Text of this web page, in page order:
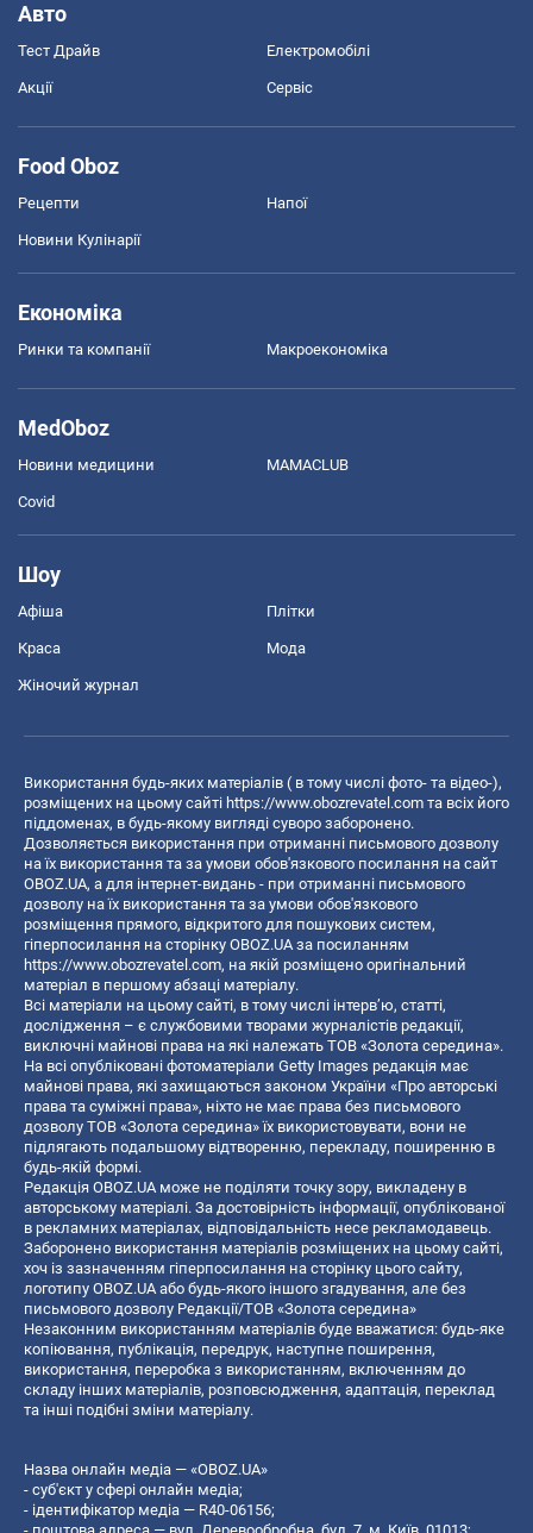
Авто
Тест Драйв Електромобілі
Акції Сервіс
Food Oboz
Рецепти Напої
Новини Кулінарії
Економіка
Ринки та компанії Макроекономіка
MedOboz
Новини медицини MAMACLUB
Covid
Шоу
Афіша Плітки
Краса Мода
Жіночий журнал
Використання будь-яких матеріалів ( в тому числі фото- та відео-),
розміщених на цьому сайті https://www.obozrevatel.com та всіх його
піддоменах, в будь-якому вигляді суворо заборонено.
Дозволяється використання при отриманні письмового дозволу
на їх використання та за умови обов'язкового посилання на сайт
OBOZ.UA, а для інтернет-видань - при отриманні письмового
дозволу на їх використання та за умови обов'язкового
розміщення прямого, відкритого для пошукових систем,
гіперпосилання на сторінку OBOZ.UA за посиланням
https://www.obozrevatel.com, на якій розміщено оригінальний
матеріал в першому абзаці матеріалу.
Всі матеріали на цьому сайті, в тому числі інтерв’ю, статті,
дослідження – є службовими творами журналістів редакції,
виключні майнові права на які належать ТОВ «Золота середина».
На всі опубліковані фотоматеріали Getty Images редакція має
майнові права, які захищаються законом України «Про авторські
права та суміжні права», ніхто не має права без письмового
дозволу ТОВ «Золота середина» їх використовувати, вони не
підлягають подальшому відтворенню, перекладу, поширенню в
будь-якій формі.
Редакція OBOZ.UA може не поділяти точку зору, викладену в
авторському матеріалі. За достовірність інформації, опублікованої
в рекламних матеріалах, відповідальність несе рекламодавець.
Заборонено використання матеріалів розміщених на цьому сайті,
хоч із зазначенням гіперпосилання на сторінку цього сайту,
логотипу OBOZ.UA або будь-якого іншого згадування, але без
письмового дозволу Редакції/ТОВ «Золота середина»
Незаконним використанням матеріалів буде вважатися: будь-яке
копiювання, публiкацiя, передрук, наступне поширення,
використання, переробка з використанням, включенням до
складу інших матеріалів, розповсюдження, адаптація, переклад
та інші подібні зміни матеріалу.
Назва онлайн медіа — «OBOZ.UA»
- суб'єкт у сфері онлайн медіа;
- ідентифікатор медіа — R40-06156;